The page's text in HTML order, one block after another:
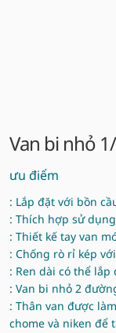
Van bi nhỏ 1/
ưu điểm
: Lắp đặt với bồn
: Thích hợp sử
: Thiết kế tay van
: Chống rò rỉ kép
: Ren dài có thể
: Van bi nhỏ 2
: Thân van được
chome và niken để